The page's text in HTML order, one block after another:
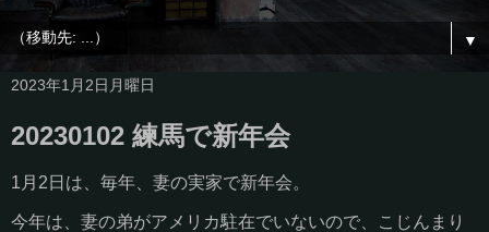
▼
2023年1月2日月曜日
20230102 練馬で新年会
1月2日は、毎年、妻の実家で新年会。
今年は、妻の弟がアメリカ駐在でいないので、こじんまり